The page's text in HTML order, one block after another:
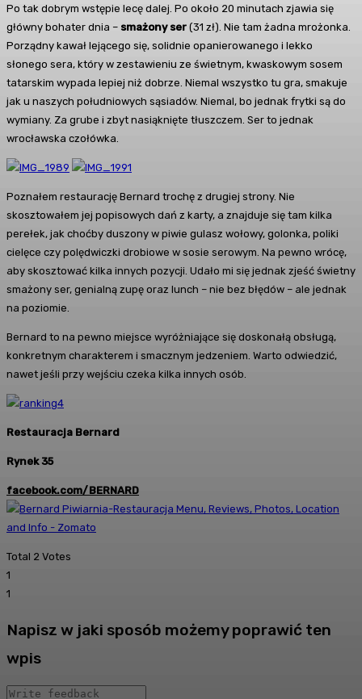
Po tak dobrym wstępie lecę dalej. Po około 20 minutach zjawia się
główny bohater dnia – smażony ser (31 zł). Nie tam żadna mrożonka.
Porządny kawał lejącego się, solidnie opanierowanego i lekko
słonego sera, który w zestawieniu ze świetnym, kwaskowym sosem
tatarskim wypada lepiej niż dobrze. Niemal wszystko tu gra, smakuje
jak u naszych południowych sąsiadów. Niemal, bo jednak frytki są do
wymiany. Za grube i zbyt nasiąknięte tłuszczem. Ser to jednak
wrocławska czołówka.
Poznałem restaurację Bernard trochę z drugiej strony. Nie
skosztowałem jej popisowych dań z karty, a znajduje się tam kilka
perełek, jak choćby duszony w piwie gulasz wołowy, golonka, poliki
cielęce czy polędwiczki drobiowe w sosie serowym. Na pewno wrócę,
aby skosztować kilka innych pozycji. Udało mi się jednak zjeść świetny
smażony ser, genialną zupę oraz lunch – nie bez błędów – ale jednak
na poziomie.
Bernard to na pewno miejsce wyróżniające się doskonałą obsługą,
konkretnym charakterem i smacznym jedzeniem. Warto odwiedzić,
nawet jeśli przy wejściu czeka kilka innych osób.
Restauracja Bernard
Rynek 35
facebook.com/BERNARD
Total 2 Votes
1
1
Napisz w jaki sposób możemy poprawić ten
wpis